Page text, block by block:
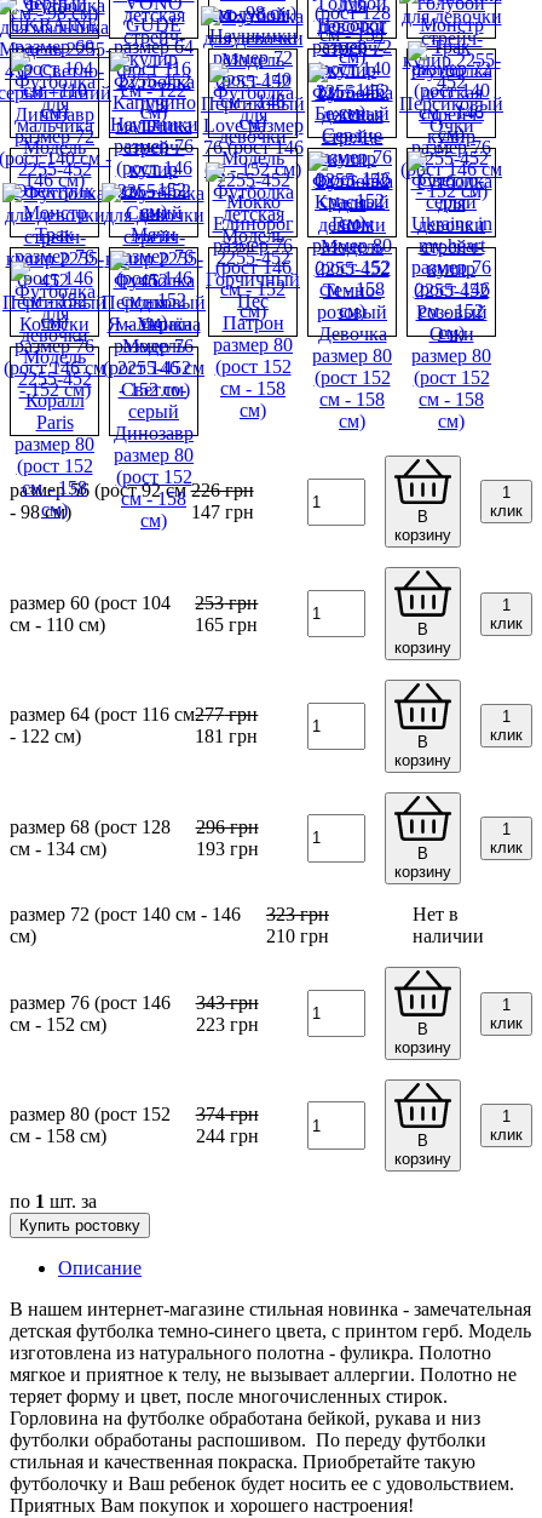
размер 56 (рост 92 см
- 98 см)
226грн
147грн
В
корзину
1
клик
размер 60 (рост 104
см - 110 см)
253грн
165 грн
В
корзину
1
клик
размер 64 (рост 116 см
- 122 см)
277грн
181 грн
В
корзину
1
клик
размер 68 (рост 128
см - 134 см)
296грн
193грн
В
корзину
1
клик
размер 72 (рост 140 см - 146
см)
323грн
210грн
Нет в
наличии
размер 76 (рост 146
см - 152 см)
343грн
223грн
В
корзину
1
клик
размер 80 (рост 152
см - 158 см)
374грн
244грн
В
корзину
1
клик
по 1 шт. за
Купить ростовку
Описание
В нашем интернет-магазине стильная новинка - замечательная
детская футболка темно-синего цвета, с принтом герб. Модель
изготовлена из натурального полотна - фуликра. Полотно
мягкое и приятное к телу, не вызывает аллергии. Полотно не
теряет форму и цвет, после многочисленных стирок.
Горловина на футболке обработана бейкой, рукава и низ
футболки обработаны распошивом. По переду футболки
стильная и качественная покраска. Приобретайте такую
футболочку и Ваш ребенок будет носить ее с удовольствием.
Приятных Вам покупок и хорошего настроения!